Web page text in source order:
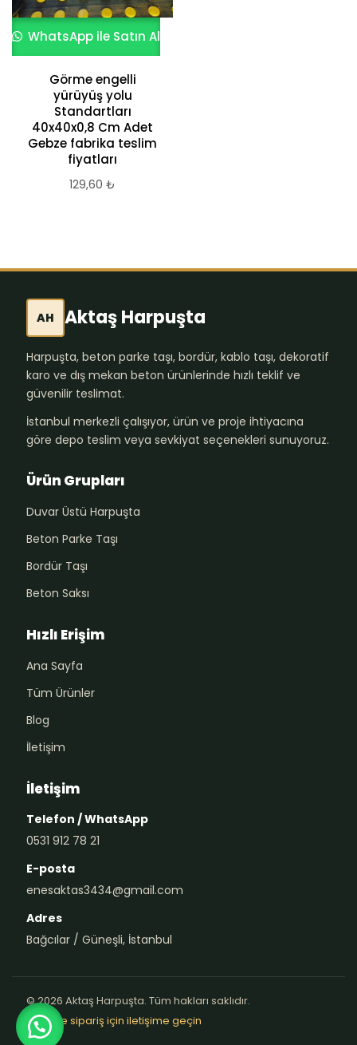
WhatsApp ile Satın Al
Görme engelli
yürüyüş yolu
Standartları
40x40x0,8 Cm Adet
Gebze fabrika teslim
fiyatları
129,60 ₺
AH Aktaş Harpuşta
Harpuşta, beton parke taşı, bordür, kablo taşı, dekoratif
karo ve dış mekan beton ürünlerinde hızlı teklif ve
güvenilir teslimat.
İstanbul merkezli çalışıyor, ürün ve proje ihtiyacına
göre depo teslim veya sevkiyat seçenekleri sunuyoruz.
Ürün Grupları
Duvar Üstü Harpuşta
Beton Parke Taşı
Bordür Taşı
Beton Saksı
Hızlı Erişim
Ana Sayfa
Tüm Ürünler
Blog
İletişim
İletişim
Telefon / WhatsApp
0531 912 78 21
E-posta
enesaktas3434@gmail.com
Adres
Bağcılar / Güneşli, İstanbul
© 2026 Aktaş Harpuşta. Tüm hakları saklıdır.
Teklif ve sipariş için iletişime geçin